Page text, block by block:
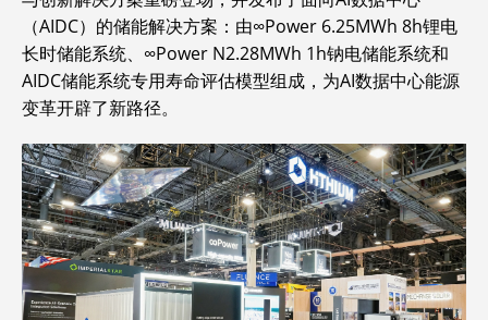
（AIDC）的储能解决方案：由∞Power 6.25MWh 8h锂电
长时储能系统、∞Power N2.28MWh 1h钠电储能系统和
AIDC储能系统专用寿命评估模型组成，为AI数据中心能源
变革开辟了新路径。